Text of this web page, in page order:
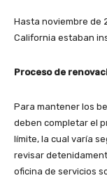
Hasta noviembre de
California estaban
Proceso de
Para mantener los
deben completar el
límite, la cual varía
revisar
oficina de servicios